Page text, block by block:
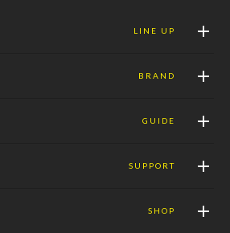
LINE UP
BRAND
GUIDE
SUPPORT
SHOP